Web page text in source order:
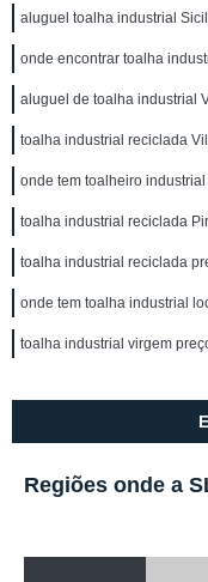
aluguel toalha industrial
onde encontrar toalha
aluguel de toalha industrial
toalha industrial reciclada
onde tem toalheiro
toalha industrial reciclada
toalha industrial reciclada
onde tem toalha industrial
toalha industrial virgem
Regiões onde a